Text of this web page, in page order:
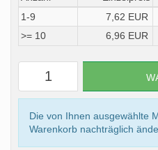
1-9
7,62 EUR
>= 10
6,96 EUR
Die von Ihnen ausgewählte
Warenkorb nachträglich